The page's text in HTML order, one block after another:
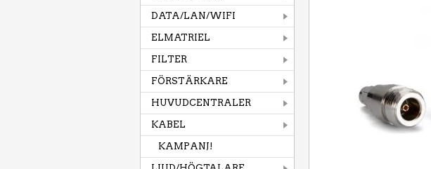
DATA/LAN/WIFI
ELMATRIEL
FILTER
FÖRSTÄRKARE
HUVUDCENTRALER
KABEL
KAMPANJ!